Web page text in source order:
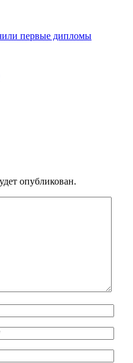
первые дипломы
опубликован.